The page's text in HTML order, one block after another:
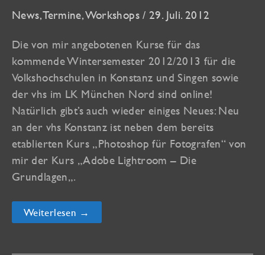
News,Termine,Workshops / 29. Juli. 2012
Die von mir angebotenen Kurse für das
kommende Wintersemester 2012/2013 für die
Volkshochschulen in Konstanz und Singen sowie
der vhs im LK München Nord sind online!
Natürlich gibt’s auch wieder einiges Neues: Neu
an der vhs Konstanz ist neben dem bereits
etablierten Kurs „Photoshop für Fotografen“ von
mir der Kurs „Adobe Lightroom – Die
Grundlagen„.
Kurse
für
Stuttgart
Weiterlesen →